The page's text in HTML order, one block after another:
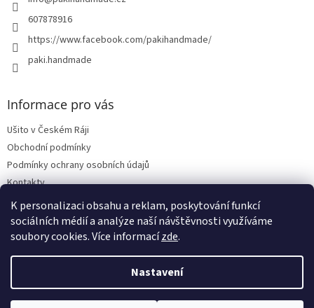
K personalizaci obsahu a reklam, poskytování funkcí
sociálních médií a analýze naší návštěvnosti využíváme
soubory cookies. Více informacízde.
Nastavení
607878916
https://www.facebook.com/pakihandmade/
paki.handmade
Informace pro vás
Ušito v Českém Ráji
Obchodní podmínky
Podmínky ochrany osobních údajů
Kontakty
Vrácení zboží, reklamace
Copyright 2026PAKIHANDMADE. Všechna práva vyhrazena.Upravit